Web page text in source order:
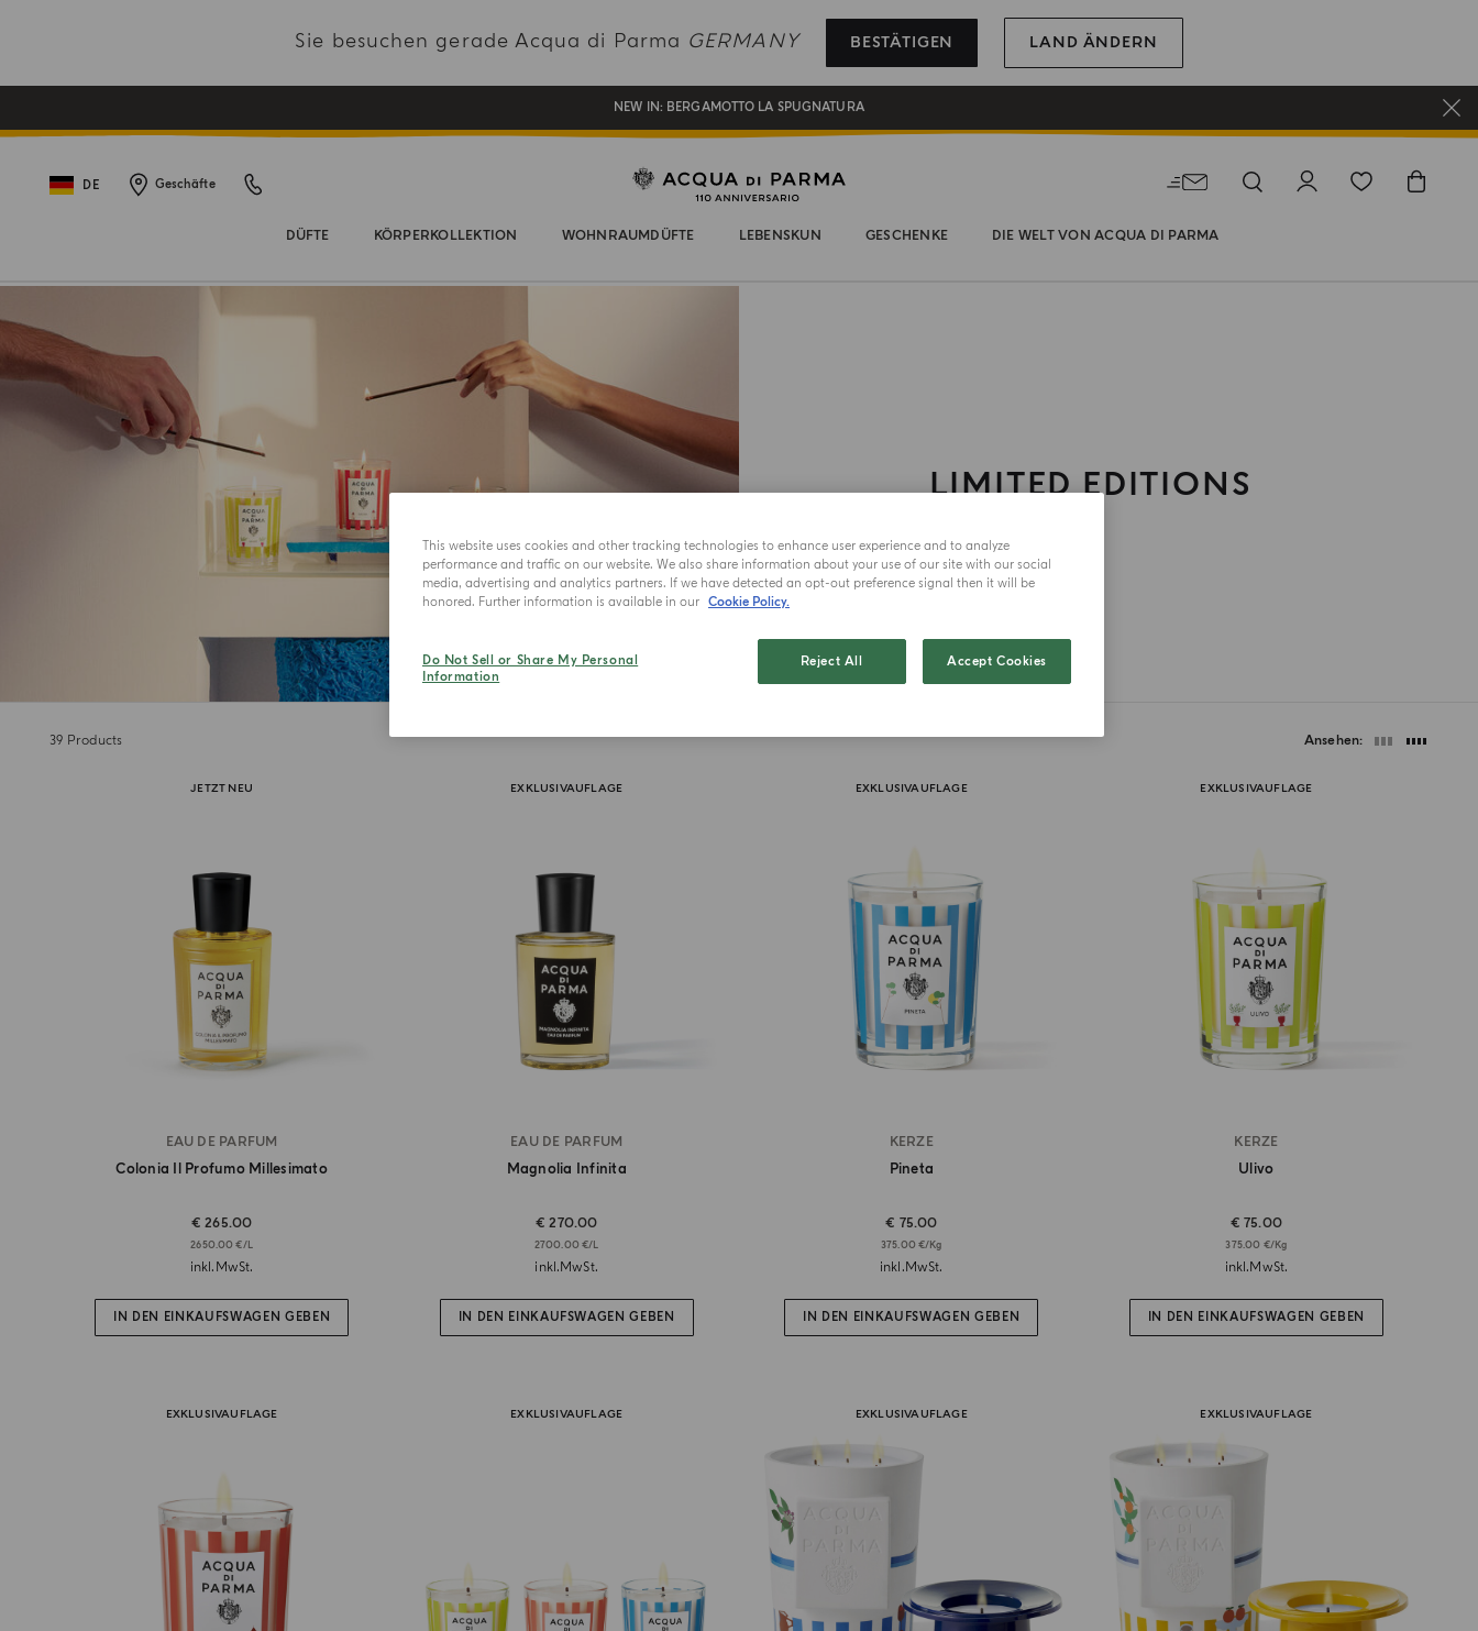
Sie besuchen gerade Acqua di Parma GERMANY BESTÄTIGEN LAND ÄNDERN
REGISTRIEREN SIE SICH UND GENIESSEN SIE EINE WELT VOLLER VORTEILE
EIN GESCHENK FÜR SIE AUF ALLE BESTELLUNGEN ÜBER 180€
NEW IN: BERGAMOTTO LA SPUGNATURA
DE Geschäfte
DÜFTE KÖRPERKOLLEKTION WOHNRAUMDÜFTE LEBENSKUN GESCHENKE DIE WELT VON ACQUA DI PARMA
LIMITED EDITIONS
39 Products Ansehen
JETZT NEU
EAU DE PARFUM
Colonia Il Profumo Millesimato
€ 265.00
2650.00 €/L
inkl.MwSt.
IN DEN EINKAUFSWAGEN GEBEN
EXKLUSIVAUFLAGE
EAU DE PARFUM
Magnolia Infinita
€ 270.00
2700.00 €/L
inkl.MwSt.
IN DEN EINKAUFSWAGEN GEBEN
EXKLUSIVAUFLAGE
KERZE
Pineta
€ 75.00
375.00 €/Kg
inkl.MwSt.
IN DEN EINKAUFSWAGEN GEBEN
EXKLUSIVAUFLAGE
KERZE
Ulivo
€ 75.00
375.00 €/Kg
inkl.MwSt.
IN DEN EINKAUFSWAGEN GEBEN
EXKLUSIVAUFLAGE EXKLUSIVAUFLAGE EXKLUSIVAUFLAGE EXKLUSIVAUFLAGE
This website uses cookies and other tracking technologies to enhance user experience and to analyze
performance and traffic on our website. We also share information about your use of our site with our social
media, advertising and analytics partners. If we have detected an opt-out preference signal then it will be
honored. Further information is available in our Cookie Policy.
Do Not Sell or Share My Personal
Information
Reject All Accept Cookies